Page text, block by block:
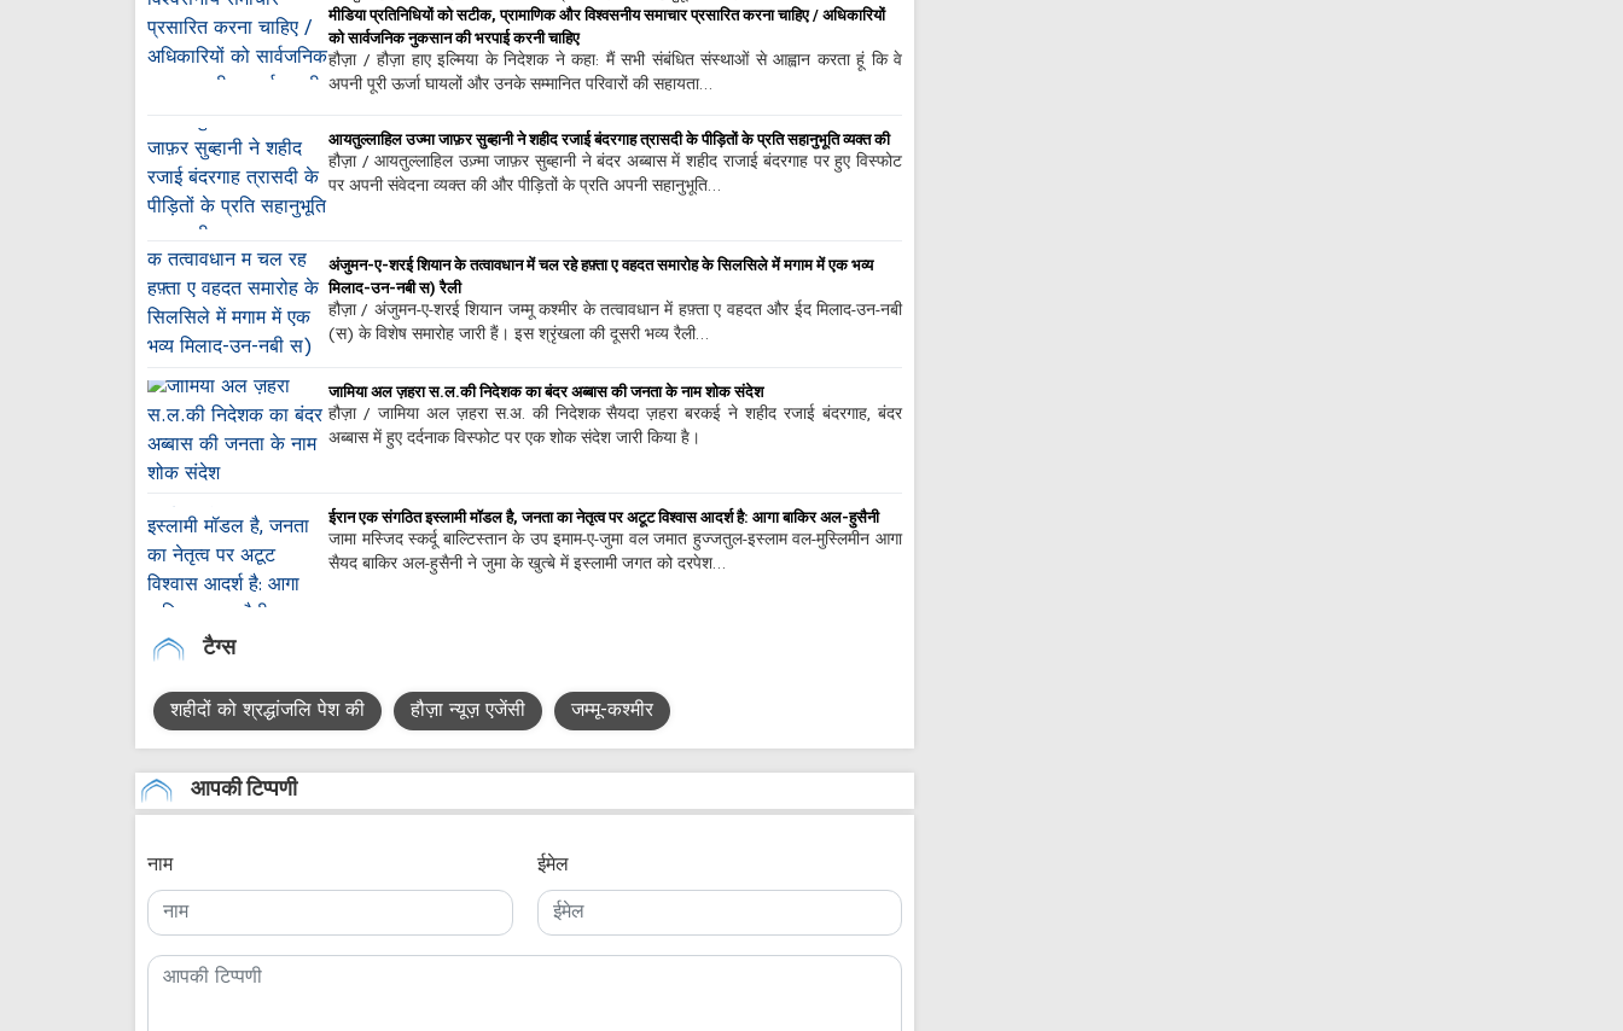
मीडिया प्रतिनिधियों को सटीक, प्रामाणिक और विश्वसनीय समाचार प्रसारित करना चाहिए / अधिकारियों
को सार्वजनिक नुकसान की भरपाई करनी चाहिए
हौज़ा / हौज़ा हाए इल्मिया के निदेशक ने कहा: मैं सभी संबंधित संस्थाओं से आह्वान करता हूं कि वे
अपनी पूरी ऊर्जा घायलों और उनके सम्मानित परिवारों की सहायता…
आयतुल्लाहिल उज्मा जाफ़र सुब्हानी ने शहीद रजाई बंदरगाह त्रासदी के पीड़ितों के प्रति सहानुभूति व्यक्त की
हौज़ा / आयतुल्लाहिल उज़्मा जाफ़र सुब्हानी ने बंदर अब्बास में शहीद राजाई बंदरगाह पर हुए विस्फोट
पर अपनी संवेदना व्यक्त की और पीड़ितों के प्रति अपनी सहानुभूति…
अंजुमन-ए-शरई शियान के तत्वावधान में चल रहे हफ़्ता ए वहदत समारोह के सिलसिले में मगाम में एक भव्य
मिलाद-उन-नबी स) रैली
हौज़ा / अंजुमन-ए-शरई शियान जम्मू कश्मीर के तत्वावधान में हफ़्ता ए वहदत और ईद मिलाद-उन-नबी
(स) के विशेष समारोह जारी हैं। इस श्रृंखला की दूसरी भव्य रैली…
जामिया अल ज़हरा स.ल.की निदेशक का बंदर अब्बास की जनता के नाम शोक संदेश
हौज़ा / जामिया अल ज़हरा स.अ. की निदेशक सैयदा ज़हरा बरकई ने शहीद रजाई बंदरगाह, बंदर
अब्बास में हुए दर्दनाक विस्फोट पर एक शोक संदेश जारी किया है।
ईरान एक संगठित इस्लामी मॉडल है, जनता का नेतृत्व पर अटूट विश्वास आदर्श है: आगा बाकिर अल-हुसैनी
जामा मस्जिद स्कर्दू बाल्टिस्तान के उप इमाम-ए-जुमा वल जमात हुज्जतुल-इस्लाम वल-मुस्लिमीन आगा
सैयद बाकिर अल-हुसैनी ने जुमा के खुत्बे में इस्लामी जगत को दरपेश…
टैग्स
शहीदों को श्रद्धांजलि पेश की हौज़ा न्यूज़ एजेंसी जम्मू-कश्मीर
आपकी टिप्पणी
नाम ईमेल